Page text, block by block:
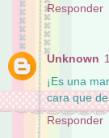
Responder
Unknown
¡Es una
cara que
Responder